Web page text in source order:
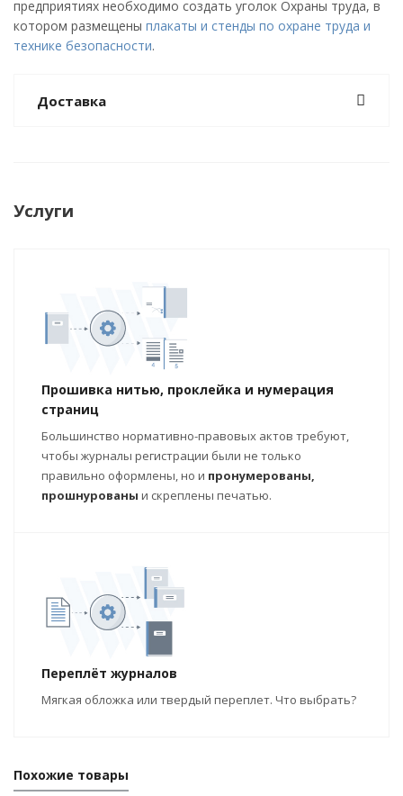
предприятиях необходимо создать уголок Охраны труда, в
котором размещены плакаты и стенды по охране труда и
технике безопасности.
Доставка
Услуги
Прошивка нитью, проклейка и нумерация
страниц
Большинство нормативно-правовых актов требуют,
чтобы журналы регистрации были не только
правильно оформлены, но и пронумерованы,
прошнурованы и скреплены печатью.
Переплёт журналов
Мягкая обложка или твердый переплет. Что выбрать?
Похожие товары